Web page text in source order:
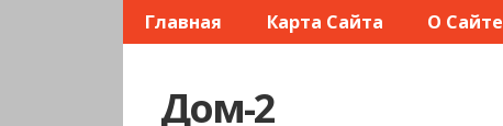
Главная Карта Сайта О Сайте
Дом-2